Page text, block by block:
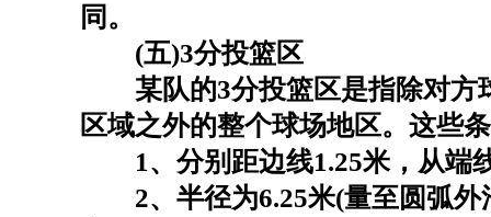
同。
(五)3分投篮区
某队的3分投篮区是指除对方
区域之外的整个球场地区。这些
1、分别距边线1.25米，从端
2、半径为6.25米(量至圆弧外